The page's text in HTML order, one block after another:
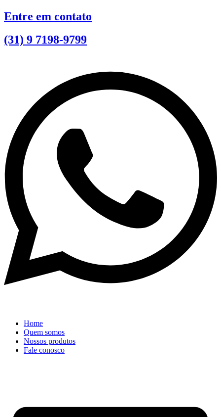
Entre em contato
(31) 9 7198-9799
Home
Quem somos
Nossos produtos
Fale conosco